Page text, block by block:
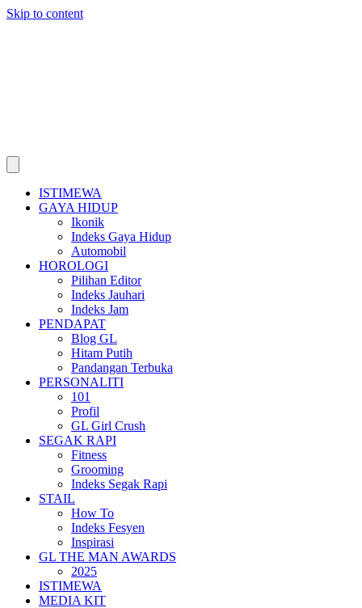
Skip to content
ISTIMEWA
GAYA HIDUP
Ikonik
Indeks Gaya Hidup
Automobil
HOROLOGI
Pilihan Editor
Indeks Jauhari
Indeks Jam
PENDAPAT
Blog GL
Hitam Putih
Pandangan Terbuka
PERSONALITI
101
Profil
GL Girl Crush
SEGAK RAPI
Fitness
Grooming
Indeks Segak Rapi
STAIL
How To
Indeks Fesyen
Inspirasi
GL THE MAN AWARDS
2025
ISTIMEWA
MEDIA KIT